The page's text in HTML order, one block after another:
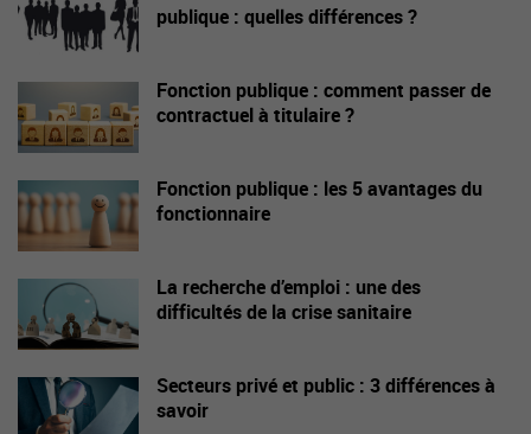
publique : quelles différences ?
Fonction publique : comment passer de
contractuel à titulaire ?
Fonction publique : les 5 avantages du
fonctionnaire
La recherche d’emploi : une des
difficultés de la crise sanitaire
Secteurs privé et public : 3 différences à
savoir